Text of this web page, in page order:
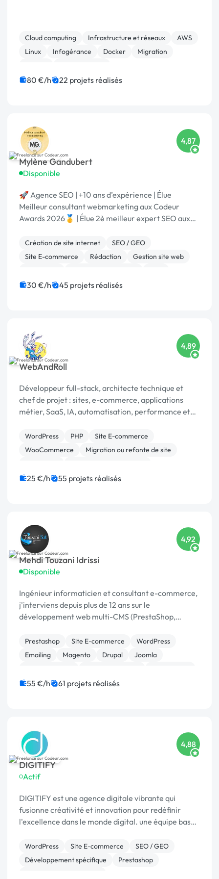
Cloud computing Infrastructure et réseaux
AWS
Linux
Infogérance Docker
Migration
80 €/h 22 projets réalisés
Mylène Gandubert
Disponible
4,87
🚀 Agence SEO | +10 ans d’expérience | Élue
Meilleur consultant webmarketing aux Codeur
Awards 2026🥇 | Élue 2è meilleur expert SEO aux
Shopify
Création de site internet
SEO / GEO
Site E-commerce
Rédaction
Gestion site web
Shopify
Site clé en main
30 €/h 45 projets réalisés
WebAndRoll
4,89
Développeur full-stack, architecte technique et
chef de projet : sites, e-commerce, applications
métier, SaaS, IA, automatisation, performance et
WordPress PHP
Site E-commerce
WooCommerce
Migration ou refonte de site
Gestion site web
Référencement, liens
25 €/h 55 projets réalisés
Mehdi Touzani Idrissi
Disponible
4,92
Ingénieur informaticien et consultant e-commerce,
j'interviens depuis plus de 12 ans sur le
développement web multi-CMS (PrestaShop,
complète alliant q
Prestashop Site E-commerce
WordPress
Emailing
Magento Drupal
Joomla
55 €/h 61 projets réalisés
DIGITIFY
Actif
4,88
DIGITIFY est une agence digitale vibrante qui
fusionne créativité et innovation pour redéfinir
l'excellence dans le monde digital. une équipe basée
spécialisée en transformation numérique
d’entrep...
WordPress Site E-commerce
SEO / GEO
Développement spécifique
Prestashop